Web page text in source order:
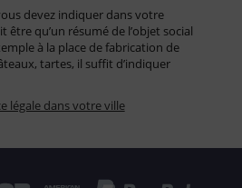
devez indiquer dans votre
être qu’un résumé de l’objet social
à la place de fabrication de
tartes, il suffit d’indiquer
légale dans votre ville